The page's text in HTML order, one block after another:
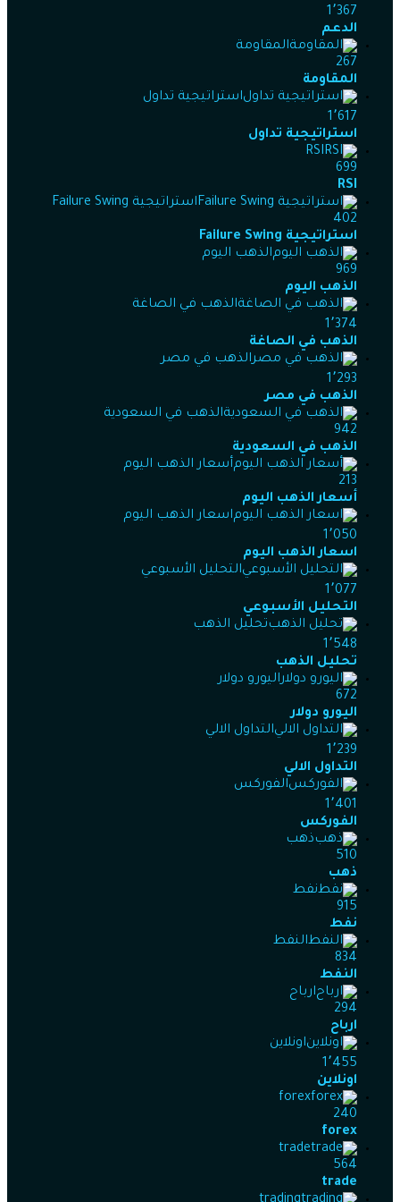
1٬367
الدعم
المقاومة
267
المقاومة
استراتيجية تداول
1٬617
استراتيجية تداول
RSI
699
RSI
استراتيجية Failure Swing
402
استراتيجية Failure Swing
الذهب اليوم
969
الذهب اليوم
الذهب في الصاغة
1٬374
الذهب في الصاغة
الذهب في مصر
1٬293
الذهب في مصر
الذهب في السعودية
942
الذهب في السعودية
أسعار الذهب اليوم
213
أسعار الذهب اليوم
اسعار الذهب اليوم
1٬050
اسعار الذهب اليوم
التحليل الأسبوعي
1٬077
التحليل الأسبوعي
تحليل الذهب
1٬548
تحليل الذهب
اليورو دولار
672
اليورو دولار
التداول الالي
1٬239
التداول الالي
الفوركس
1٬401
الفوركس
ذهب
510
ذهب
نفط
915
نفط
النفط
834
النفط
ارباح
294
ارباح
اونلاين
1٬455
اونلاين
forex
240
forex
trade
564
trade